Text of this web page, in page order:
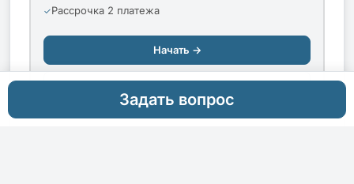
Рассрочка 2 платежа
Начать →
Подробнее
Задать вопрос